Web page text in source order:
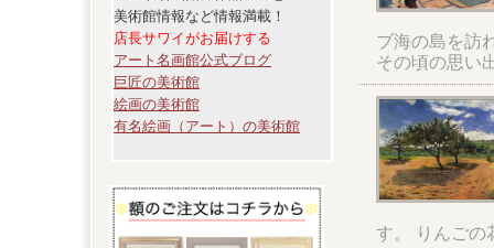
美術館情報など情報満載！
店長サワイがお届けする
アート名画館公式ブログ
巨匠の美術館
絵画の美術館
有名絵画（アート）の美術館
ブ海の島を訪
その頃の思い
す。 りんごの